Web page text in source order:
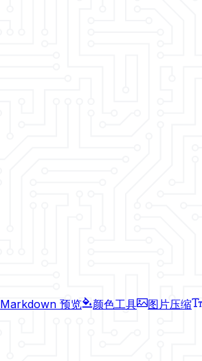
Markdown 预览 颜色工具 图片压缩